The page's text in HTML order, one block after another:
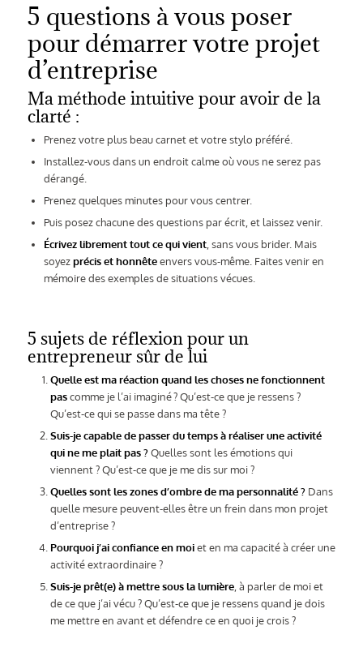
5 questions à vous poser
pour démarrer votre projet
d’entreprise
Ma méthode intuitive pour avoir de la
clarté :
Prenez votre plus beau carnet et votre stylo préféré.
Installez-vous dans un endroit calme où vous ne serez pas
dérangé.
Prenez quelques minutes pour vous centrer.
Puis posez chacune des questions par écrit, et laissez venir.
Écrivez librement tout ce qui vient, sans vous brider. Mais
soyezprécis et honnêteenvers vous-même. Faites venir en
mémoire des exemples de situations vécues.
5 sujets de réflexion pour un
entrepreneur sûr de lui
Quelle est ma réaction quand les choses ne fonctionnent
pascomme je l’ai imaginé ? Qu’est-ce que je ressens ?
Qu’est-ce qui se passe dans ma tête ?
Suis-je capable de passer du temps à réaliser une activité
qui ne me plait pas ?Quelles sont les émotions qui
viennent ? Qu’est-ce que je me dis sur moi ?
Quelles sont les zones d’ombre de ma personnalité ?Dans
quelle mesure peuvent-elles être un frein dans mon projet
d’entreprise ?
Pourquoi j’ai confiance en moiet en ma capacité à créer une
activité extraordinaire ?
Suis-je prêt(e) à mettre sous la lumière, à parler de moi et
de ce que j’ai vécu ? Qu’est-ce que je ressens quand je dois
me mettre en avant et défendre ce en quoi je crois ?